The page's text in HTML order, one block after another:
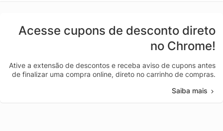
Acesse cupons de desconto direto
no Chrome!
Ative a extensão de descontos e receba aviso de cupons antes
de finalizar uma compra online, direto no carrinho de compras.
Saiba mais